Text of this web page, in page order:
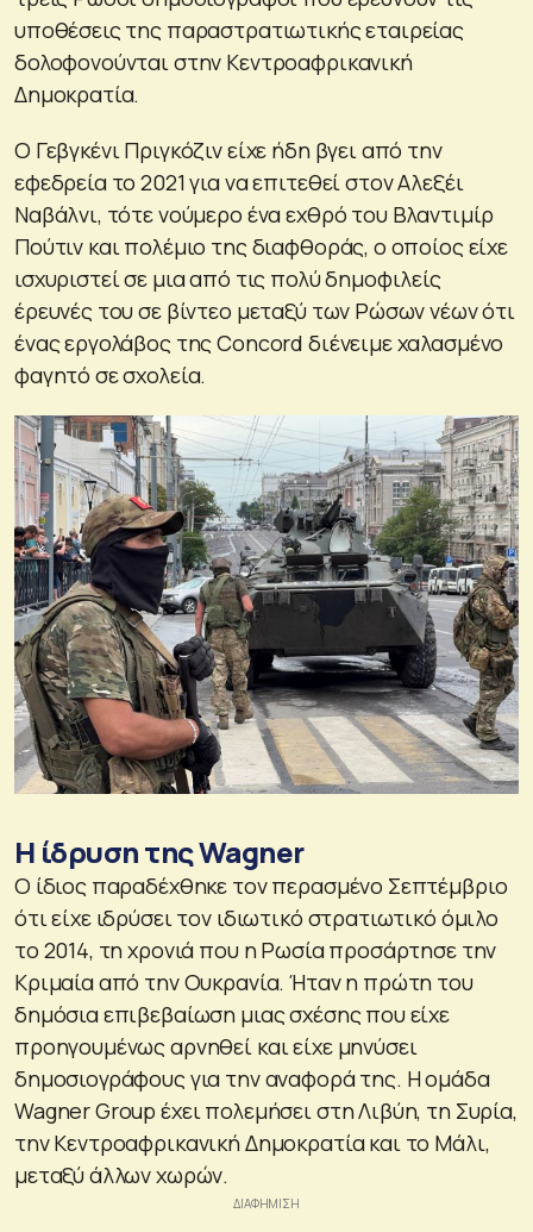
υποθέσεις της παραστρατιωτικής εταιρείας
δολοφονούνται στην Κεντροαφρικανική
Δημοκρατία.
Ο Γεβγκένι Πριγκόζιν είχε ήδη βγει από την
εφεδρεία το 2021 για να επιτεθεί στον Αλεξέι
Ναβάλνι, τότε νούμερο ένα εχθρό του Βλαντιμίρ
Πούτιν και πολέμιο της διαφθοράς, ο οποίος είχε
ισχυριστεί σε μια από τις πολύ δημοφιλείς
έρευνές του σε βίντεο μεταξύ των Ρώσων νέων ότι
ένας εργολάβος της Concord διένειμε χαλασμένο
φαγητό σε σχολεία.
Η ίδρυση της Wagner
Ο ίδιος παραδέχθηκε τον περασμένο Σεπτέμβριο
ότι είχε ιδρύσει τον ιδιωτικό στρατιωτικό όμιλο
το 2014, τη χρονιά που η Ρωσία προσάρτησε την
Κριμαία από την Ουκρανία. Ήταν η πρώτη του
δημόσια επιβεβαίωση μιας σχέσης που είχε
προηγουμένως αρνηθεί και είχε μηνύσει
δημοσιογράφους για την αναφορά της. Η ομάδα
Wagner Group έχει πολεμήσει στη Λιβύη, τη Συρία,
την Κεντροαφρικανική Δημοκρατία και το Μάλι,
μεταξύ άλλων χωρών.